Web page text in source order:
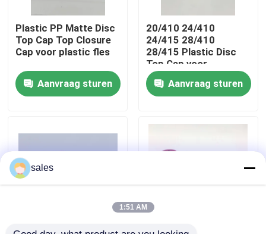
Kwaliteitscontrole
Neem contact met ons op
Gevallen
De spuitbus van de trekkerpomp
Plastic PP Matte Disc
Top Cap Top Closure
Cap voor plastic fles
Aanvraag sturen
20/410 24/410
24/415 28/410
28/415 Plastic Disc
Top Cap voor
cosmetische fles
Aanvraag sturen
sales
1:51 AM